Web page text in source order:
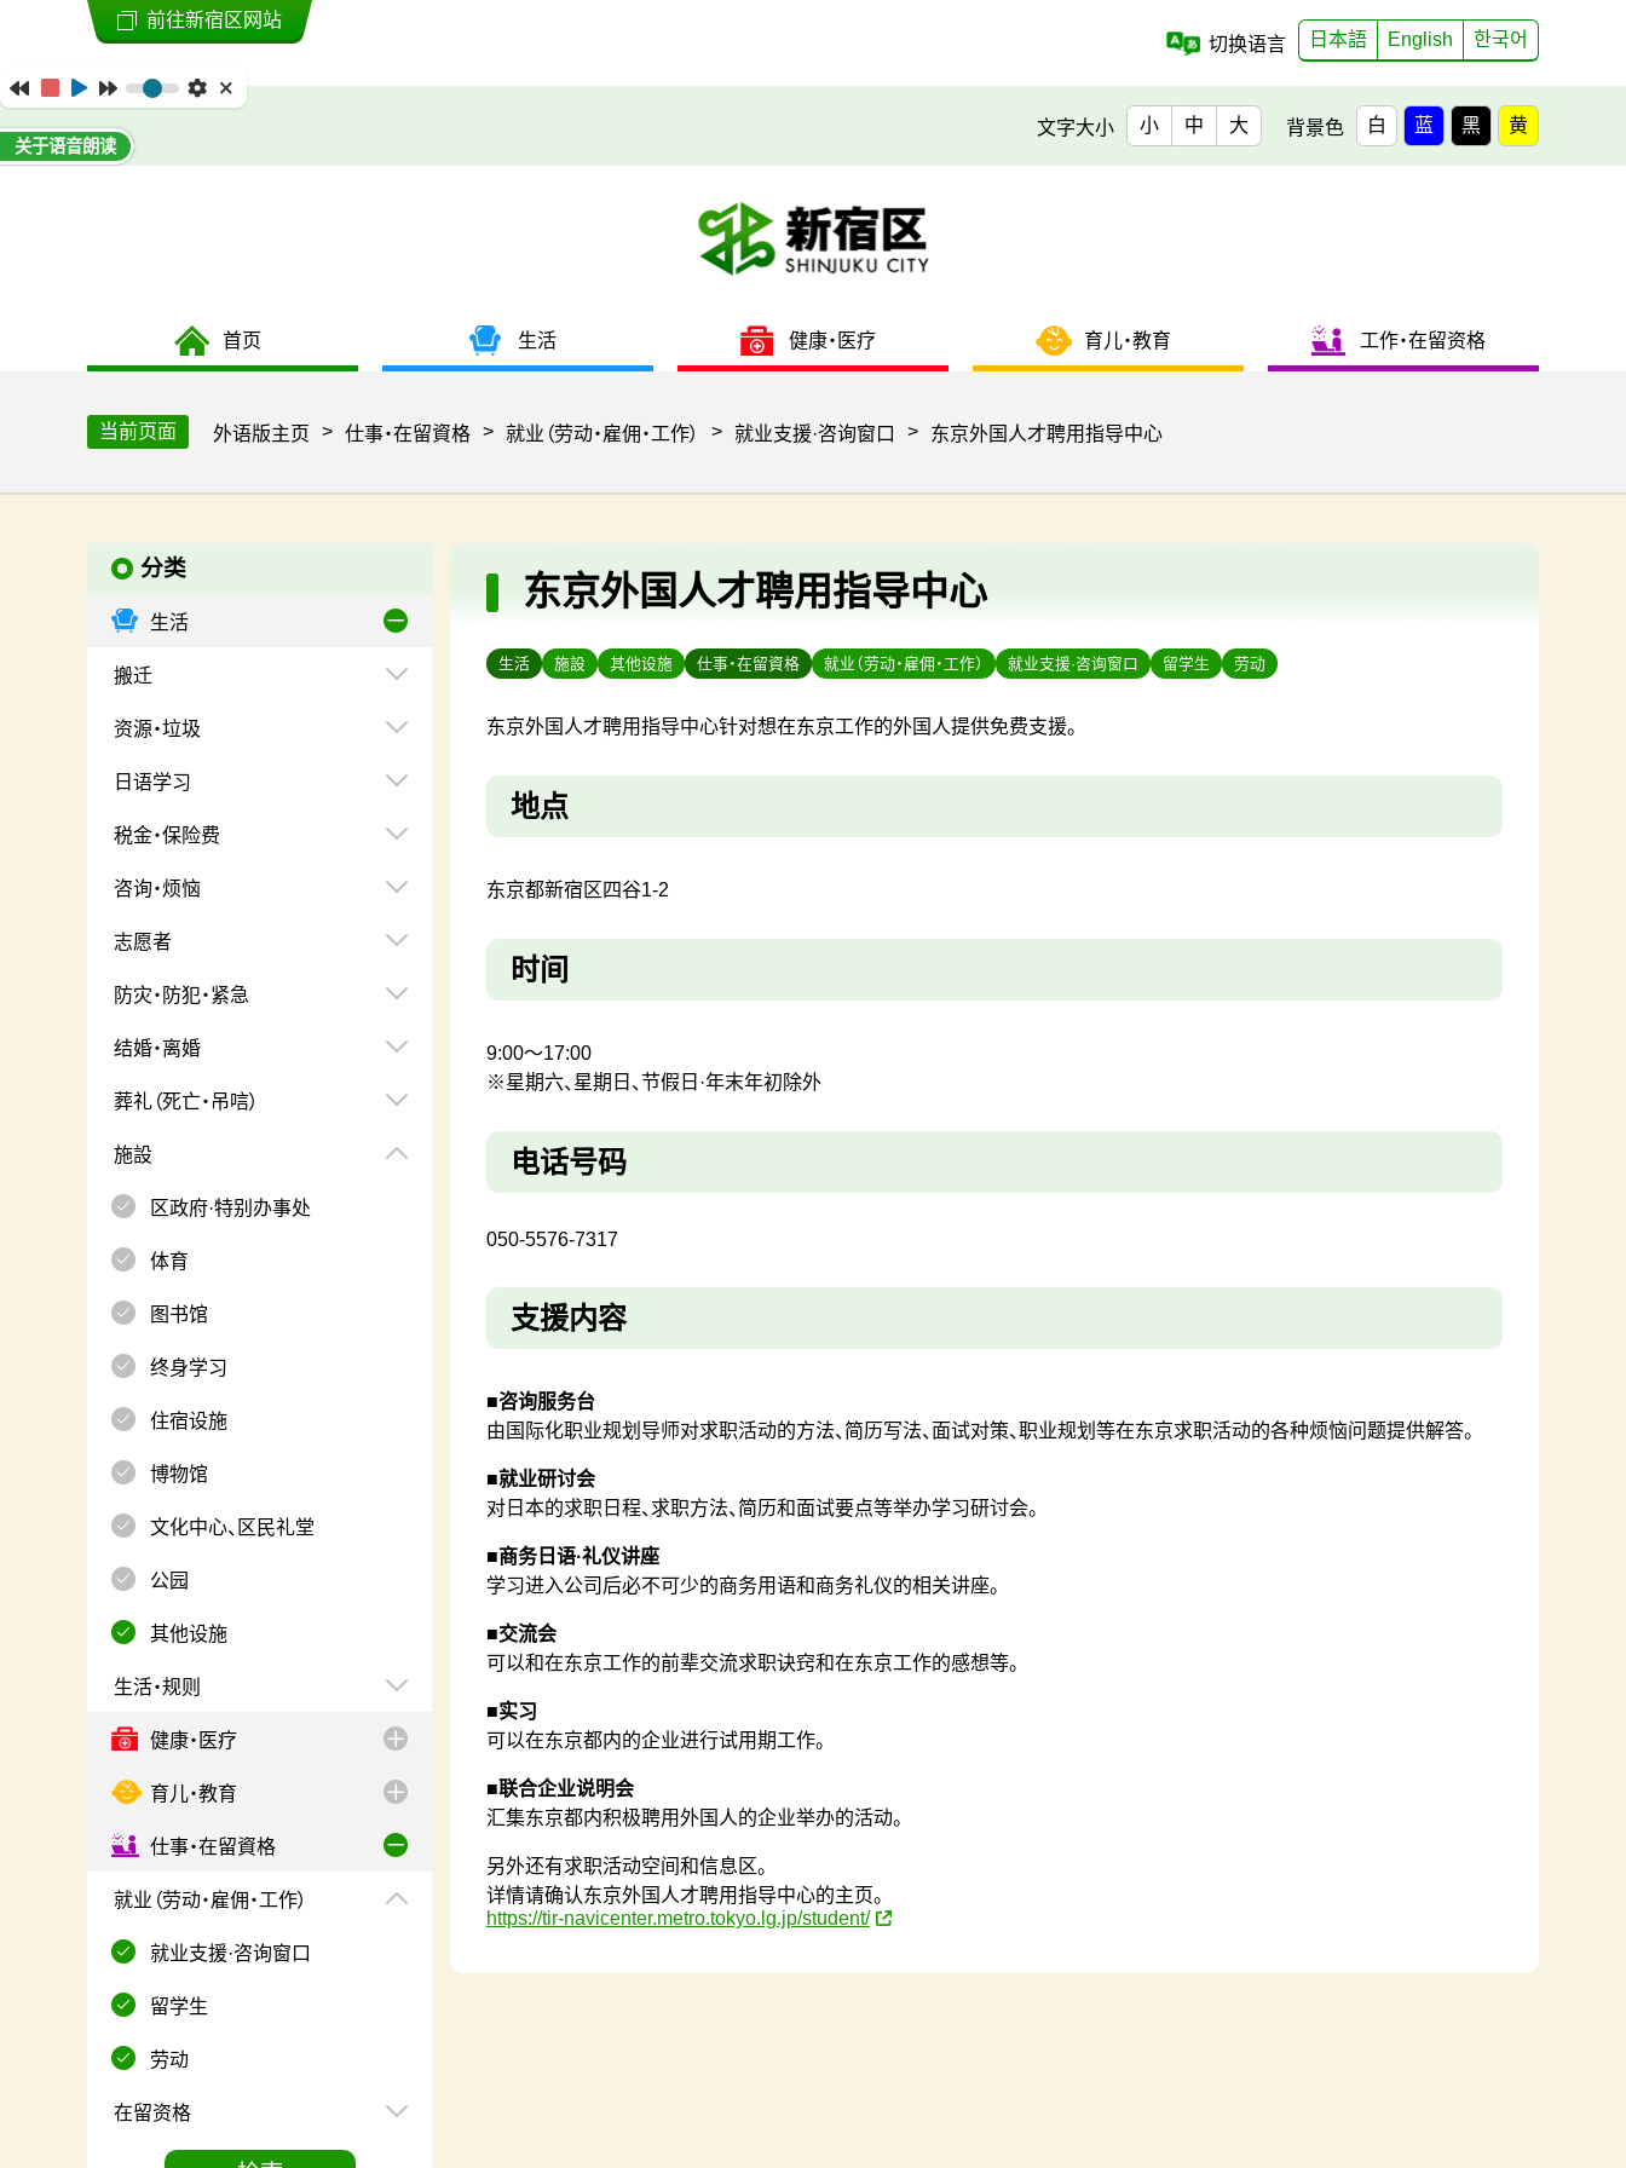
关于语音朗读
前往新宿区网站
切换语言
日本語 English 한국어
文字大小 小 中 大 背景色 白 蓝 黑 黄
首页 生活 健康・医疗 育儿・教育 工作・在留资格
当前页面 外语版主页 > 仕事・在留資格 > 就业（劳动・雇佣・工作） > 就业支援·咨询窗口 > 东京外国人才聘用指导中心
分类
生活
搬迁
资源・垃圾
日语学习
税金・保险费
咨询・烦恼
志愿者
防灾・防犯・紧急
结婚・离婚
葬礼（死亡・吊唁）
施設
区政府·特别办事处
体育
图书馆
终身学习
住宿设施
博物馆
文化中心、区民礼堂
公园
其他设施
生活・规则
健康・医疗
育儿・教育
仕事・在留資格
就业（劳动・雇佣・工作）
就业支援·咨询窗口
留学生
劳动
在留资格
东京外国人才聘用指导中心
生活 施設 其他设施 仕事・在留資格 就业（劳动・雇佣・工作） 就业支援·咨询窗口 留学生 劳动
东京外国人才聘用指导中心针对想在东京工作的外国人提供免费支援。
地点
东京都新宿区四谷1-2
时间
9:00～17:00
※星期六、星期日、节假日·年末年初除外
电话号码
050-5576-7317
支援内容
■咨询服务台
由国际化职业规划导师对求职活动的方法、简历写法、面试对策、职业规划等在东京求职活动的各种烦恼问题提供解答。
■就业研讨会
对日本的求职日程、求职方法、简历和面试要点等举办学习研讨会。
■商务日语·礼仪讲座
学习进入公司后必不可少的商务用语和商务礼仪的相关讲座。
■交流会
可以和在东京工作的前辈交流求职诀窍和在东京工作的感想等。
■实习
可以在东京都内的企业进行试用期工作。
■联合企业说明会
汇集东京都内积极聘用外国人的企业举办的活动。
另外还有求职活动空间和信息区。
详情请确认东京外国人才聘用指导中心的主页。
https://tir-navicenter.metro.tokyo.lg.jp/student/